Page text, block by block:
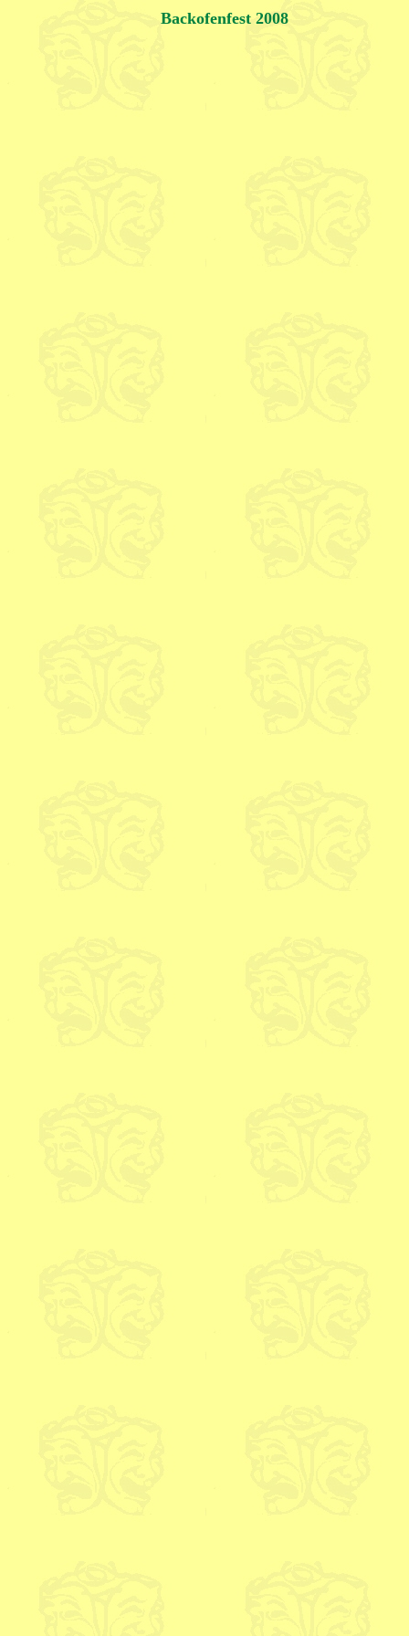
Backofenfest 2008